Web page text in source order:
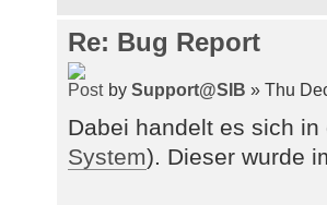
Re: Bug Report
by Support@SIB » Thu
Dabei handelt es sich
System). Dieser wurde